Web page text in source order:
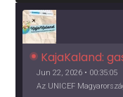
KajaKaland:
Jun 22, 2026 • 00:35:05